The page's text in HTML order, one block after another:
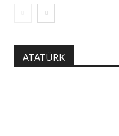
ATATÜRK